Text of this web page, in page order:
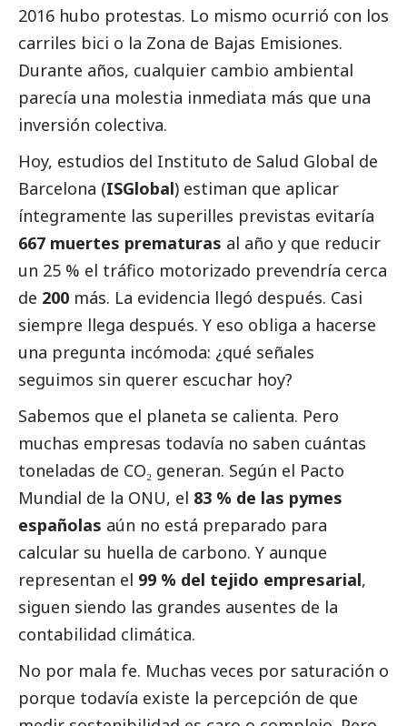
2016 hubo protestas. Lo mismo ocurrió con los
carriles bici o la Zona de Bajas Emisiones.
Durante años, cualquier cambio ambiental
parecía una molestia inmediata más que una
inversión colectiva.
Hoy, estudios del Instituto de Salud Global de
Barcelona (ISGlobal) estiman que aplicar
íntegramente las superilles previstas evitaría
667 muertes prematuras al año y que reducir
un 25 % el tráfico motorizado prevendría cerca
de 200 más. La evidencia llegó después. Casi
siempre llega después. Y eso obliga a hacerse
una pregunta incómoda: ¿qué señales
seguimos sin querer escuchar hoy?
Sabemos que el planeta se calienta. Pero
muchas empresas todavía no saben cuántas
toneladas de CO₂ generan. Según el Pacto
Mundial de la ONU, el 83 % de las pymes
españolas aún no está preparado para
calcular su huella de carbono. Y aunque
representan el 99 % del tejido empresarial,
siguen siendo las grandes ausentes de la
contabilidad climática.
No por mala fe. Muchas veces por saturación o
porque todavía existe la percepción de que